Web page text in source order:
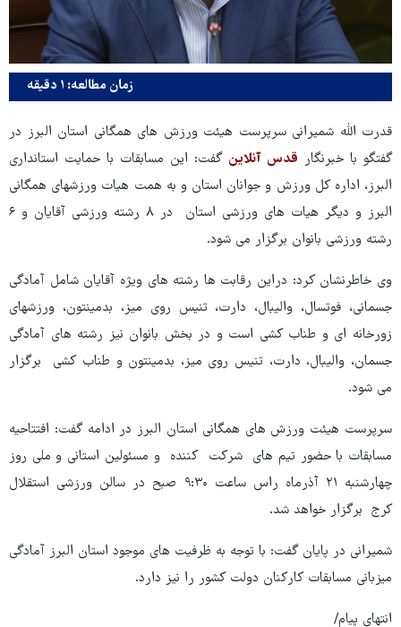
زمان مطالعه: ۱ دقیقه
قدرت الله شمیرانی سرپرست هیئت ورزش های همگانی استان البرز در
گفتگو با خبرنگار قدس آنلاین گفت: این مسابقات با حمایت استانداری
البرز، اداره کل ورزش و جوانان استان و به همت هیات ورزشهای همگانی
البرز و دیگر هیات های ورزشی استان در ۸ رشته ورزشی آقایان و ۶
رشته ورزشی بانوان برگزار می شود.
وی خاطرنشان کرد: دراین رقابت ها رشته های ویژه آقایان شامل آمادگی
جسمانی، فوتسال، والیبال، دارت، تنیس روی میز، بدمینتون، ورزشهای
زورخانه ای و طناب کشی است و در بخش بانوان نیز رشته های آمادگی
جسمان، والیبال، دارت، تنیس روی میز، بدمینتون و طناب کشی برگزار
می شود.
سرپرست هیئت ورزش های همگانی استان البرز در ادامه گفت: افتتاحیه
مسابقات با حضور تیم های شرکت کننده و مسئولین استانی و ملی روز
چهارشنبه ۲۱ آذرماه راس ساعت ۹:۳۰ صبح در سالن ورزشی استقلال
کرج برگزار خواهد شد.
شمیرانی در پایان گفت: با توجه به ظرفیت های موجود استان البرز آمادگی
میزبانی مسابقات کارکنان دولت کشور را نیز دارد.
انتهای پیام/